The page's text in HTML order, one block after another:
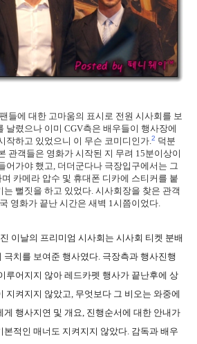
들에 대한 고마움의 표시로 전원 시사회를 보
날렸으나 이미 CGV측은 배우들이 행사장에
작하고 있었으니 이 무슨 코미디인가.2 덕분
관객들은 영화가 시작된 지 무려 15분이상이
어가야 했고, 더더군다나 극장입구에서는 그
카메라 압수 및 휴대폰 디카에 스티커를 붙
뻘짓을 하고 있었다. 시사회장을 찾은 관객
영화가 끝난 시간은 새벽 1시쯤이었다.
이날의 프리미엄 시사회는 시사회 티켓 분배
치를 보여준 행사였다. 극장측과 행사진행
루어지지 않아 레드카펫 행사가 끝난후에 상
지켜지지 않았고, 무엇보다 그 비오는 와중에
게 행사지연 및 개요, 진행순서에 대한 안내가
적인 매너도 지켜지지 않았다. 감독과 배우